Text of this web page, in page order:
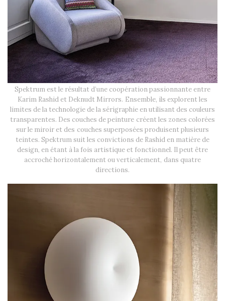
Spektrum est le résultat d’une coopération passionnante entre
Karim Rashid et Deknudt Mirrors. Ensemble, ils explorent les
limites de la technologie de la sérigraphie en utilisant des couleurs
transparentes. Des couches de peinture créent les zones colorées
sur le miroir et des couches superposées produisent plusieurs
teintes. Spektrum suit les convictions de Rashid en matière de
design, en étant à la fois artistique et fonctionnel. Il peut être
accroché horizontalement ou verticalement, dans quatre
directions.